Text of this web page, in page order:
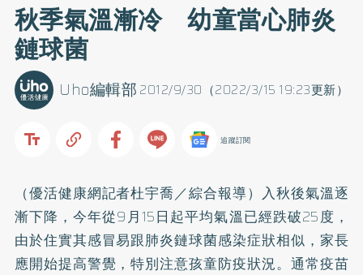
秋季氣溫漸冷 幼童當心肺炎
鏈球菌
2012/9/30（2022/3/15 19:23更新）
Uho編輯部
追蹤訂閱
（優活健康網記者杜宇喬／綜合報導）入秋後氣溫逐
漸下降，今年從9月15日起平均氣溫已經跌破25度，
由於住實其感冒易跟肺炎鏈球菌感染症狀相似，家長
應開始提高警覺，特別注意孩童防疫狀況。通常疫苗